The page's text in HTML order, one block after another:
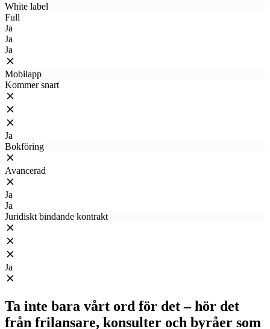
White label
Full
Ja
Ja
Ja
Mobilapp
Kommer snart
Ja
Bokföring
Avancerad
Ja
Ja
Juridiskt bindande kontrakt
Ja
Ta inte bara vårt ord för det – hör det
från frilansare, konsulter och byråer som